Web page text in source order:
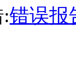
错误报